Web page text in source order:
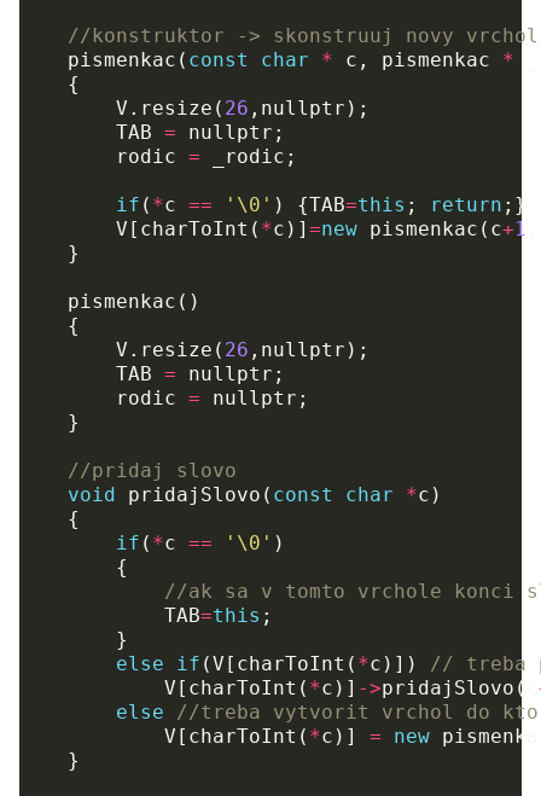
//konstruktor -> skonstruuj novy
pismenkac ( const char * c , pismenkac *
{
V . resize ( 26 , nullptr );
TAB = nullptr ;
rodic = _rodic ;
if ( *c == '\0' ) {TAB=this ; return ;}
V [ charToInt ( *c )] =new pismenkac ( c+1
}
pismenkac ()
{
V . resize ( 26 , nullptr );
TAB = nullptr ;
rodic = nullptr ;
}
//pridaj slovo
void
pridajSlovo ( const char *c )
{
if ( *c == '\0' )
{
//ak sa v tomto vrchole konci
TAB=this ;
}
else
if (V [ charToInt ( *c )])
// treba
V [ charToInt ( *c )] ->pridajSlovo (
else
//treba vytvorit vrchol do
V [ charToInt ( *c )] = new
}